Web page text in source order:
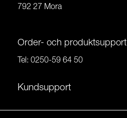
792 27 Mora
Order- och produktsupport
Tel: 0250-59 64 50
Kundsupport